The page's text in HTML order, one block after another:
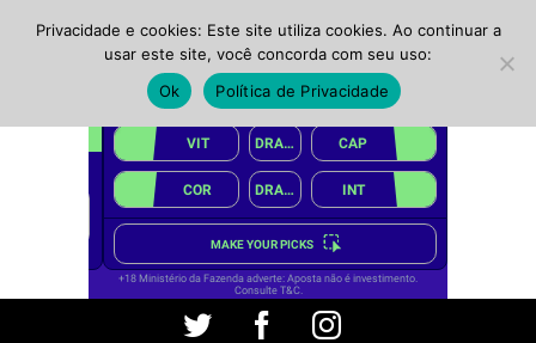
Twitter FacebookInstagram
Privacidade e cookies: Este site utiliza cookies. Ao continuar a
usar este site, você concorda com seu uso:
Ok
Política de Privacidade